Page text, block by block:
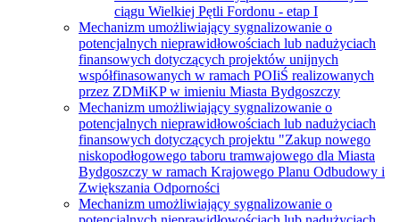
ciągu Wielkiej Pętli Fordonu - etap I
Mechanizm umożliwiający sygnalizowanie o
potencjalnych nieprawidłowościach lub nadużyciach
finansowych dotyczących projektów unijnych
współfinasowanych w ramach POIiŚ realizowanych
przez ZDMiKP w imieniu Miasta Bydgoszczy
Mechanizm umożliwiający sygnalizowanie o
potencjalnych nieprawidłowościach lub nadużyciach
finansowych dotyczących projektu "Zakup nowego
niskopodłogowego taboru tramwajowego dla Miasta
Bydgoszczy w ramach Krajowego Planu Odbudowy i
Zwiększania Odporności
Mechanizm umożliwiający sygnalizowanie o